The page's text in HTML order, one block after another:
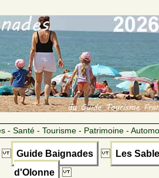
- Santé - Tourisme - Patrimoine -
Guide Baignades
Les
d'Olonne